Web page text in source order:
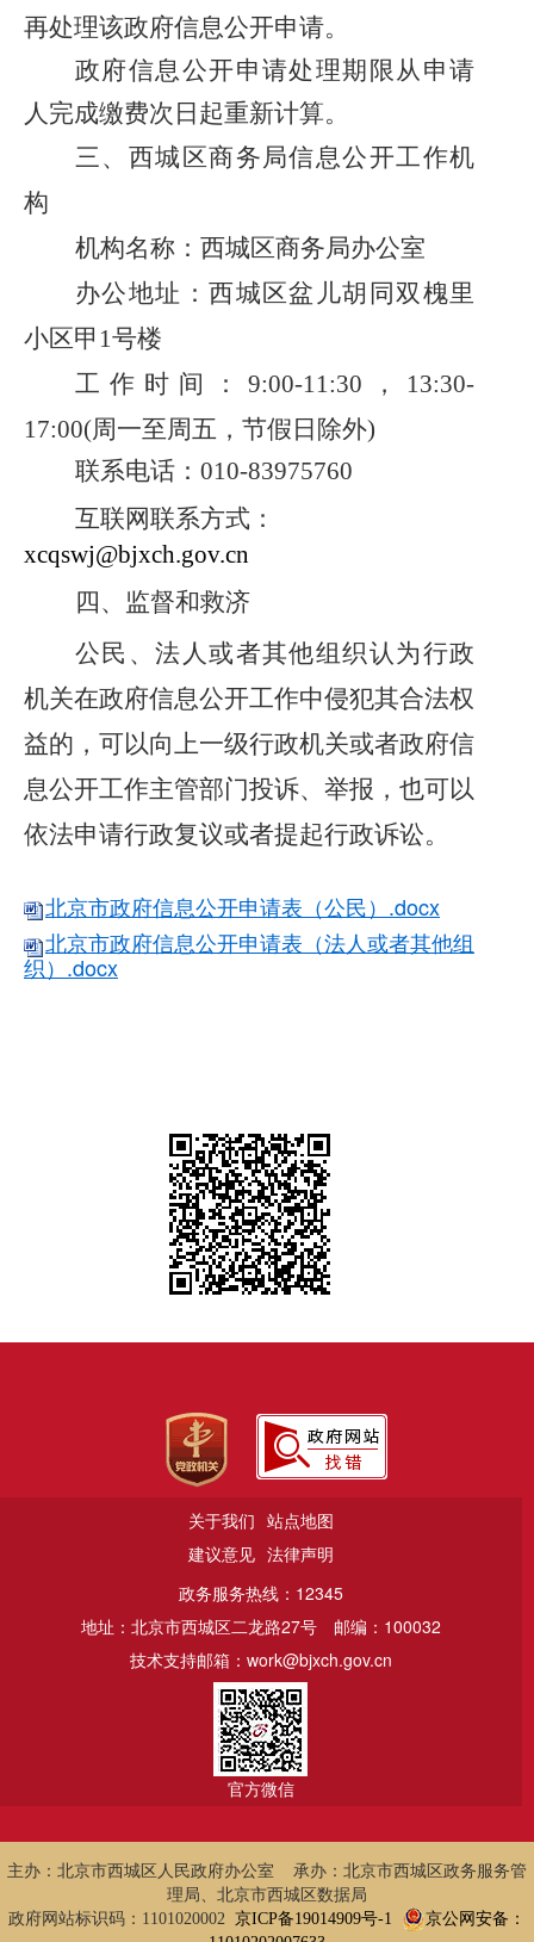
再处理该政府信息公开申请。
政府信息公开申请处理期限从申请
人完成缴费次日起重新计算。
三、西城区商务局信息公开工作机
构
机构名称：西城区商务局办公室
办公地址：西城区盆儿胡同双槐里
小区甲1号楼
工作时间： 9:00-11:30，13:30-
17:00(周一至周五，节假日除外)
联系电话： 010-83975760
互联网联系方式：
xcqswj@bjxch.gov.cn
四、监督和救济
公民、法人或者其他组织认为行政
机关在政府信息公开工作中侵犯其合法权
益的，可以向上一级行政机关或者政府信
息公开工作主管部门投诉、举报，也可以
依法申请行政复议或者提起行政诉讼。
北京市政府信息公开申请表（公民）.docx
北京市政府信息公开申请表（法人或者其他组
织）.docx
关于我们 站点地图
建议意见 法律声明
政务服务热线：12345
地址：北京市西城区二龙路27号
邮编：100032
技术支持邮箱：work@bjxch.gov.cn
官方微信
主办：北京市西城区人民政府办公室 承办：北京市西城区政务服务管
理局、北京市西城区数据局
政府网站标识码：1101020002 京ICP备19014909号-1
京公网安备：